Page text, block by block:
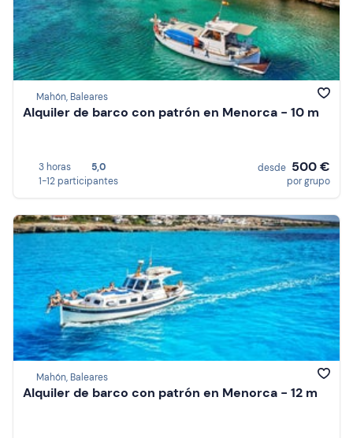
Mahón, Baleares
Alquiler de barco con patrón en Menorca - 10 m
3 horas
5,0
1-12 participantes
desde 500 €
por grupo
Mahón, Baleares
Alquiler de barco con patrón en Menorca - 12 m